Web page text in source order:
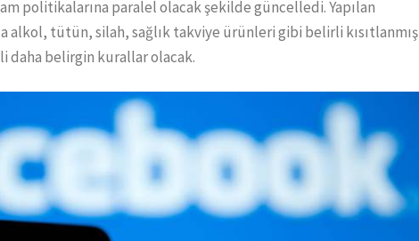
politikalarına paralel olacak şekilde güncelledi. Yapılan
alkol, tütün, silah, sağlık takviye ürünleri gibi belirli kısıtlanmış
daha belirgin kurallar olacak.